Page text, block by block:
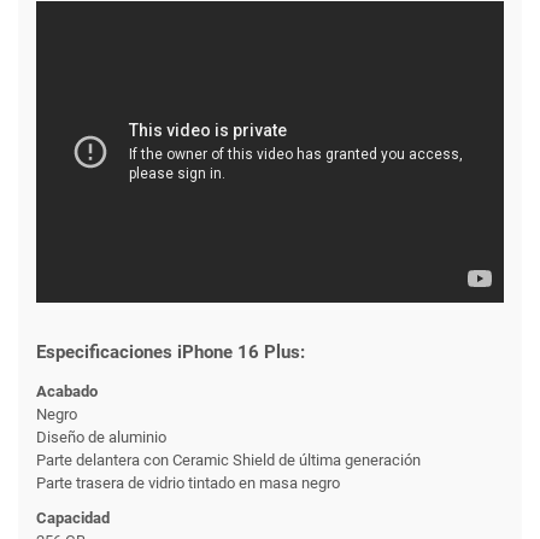
Especificaciones iPhone 16 Plus:
Acabado
Negro
Diseño de aluminio
Parte delantera con Ceramic Shield de última generación
Parte trasera de vidrio tintado en masa negro
Capacidad